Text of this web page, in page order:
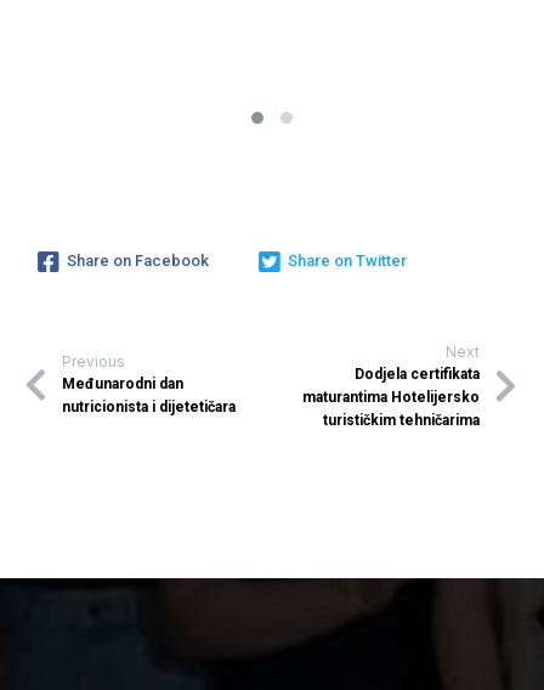
Share on Facebook Share on Twitter
Previous
Međunarodni dan
nutricionista i dijetetičara
Next
Dodjela certifikata
maturantima Hotelijersko
turističkim tehničarima